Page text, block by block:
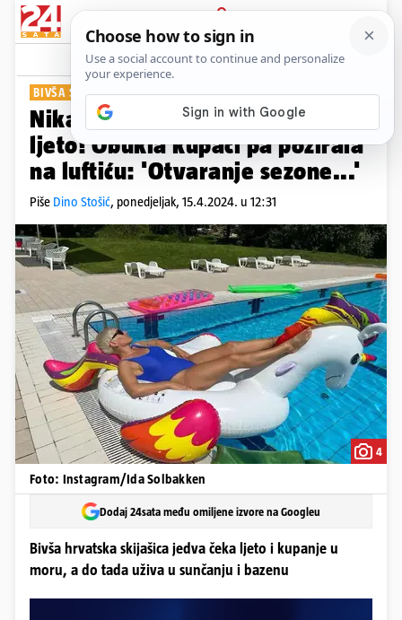
PRIJAVA
Show Komentari
BIVŠA SKIJAŠICA
Nika Fleiss ne može dočekati
ljeto! Obukla kupaći pa pozirala
na luftiću: 'Otvaranje sezone...'
Piše Dino Stošić, ponedjeljak, 15.4.2024. u 12:31
4
Foto: Instagram/Ida Solbakken
Dodaj 24sata među omiljene izvore na Googleu
Bivša hrvatska skijašica jedva čeka ljeto i kupanje u
moru, a do tada uživa u sunčanju i bazenu